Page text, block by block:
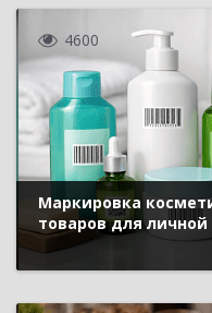
4600
Маркировка
товаров для